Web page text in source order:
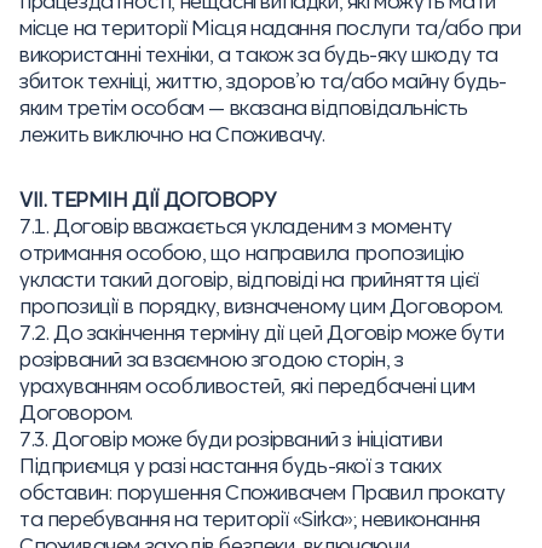
місце на території Місця надання послуги та/або при
використанні техніки, а також за будь-яку шкоду та
збиток техніці, життю, здоров’ю та/або майну будь-
яким третім особам — вказана відповідальність
лежить виключно на Споживачу.
VII. ТЕРМІН ДІЇ ДОГОВОРУ
7.1. Договір вважається укладеним з моменту
отримання особою, що направила пропозицію
укласти такий договір, відповіді на прийняття цієї
пропозиції в порядку, визначеному цим Договором.
7.2. До закінчення терміну дії цей Договір може бути
розірваний за взаємною згодою сторін, з
урахуванням особливостей, які передбачені цим
Договором.
7.3. Договір може буди розірваний з ініціативи
Підприємця у разі настання будь-якої з таких
обставин: порушення Споживачем Правил прокату
та перебування на території «Sirka»; невиконання